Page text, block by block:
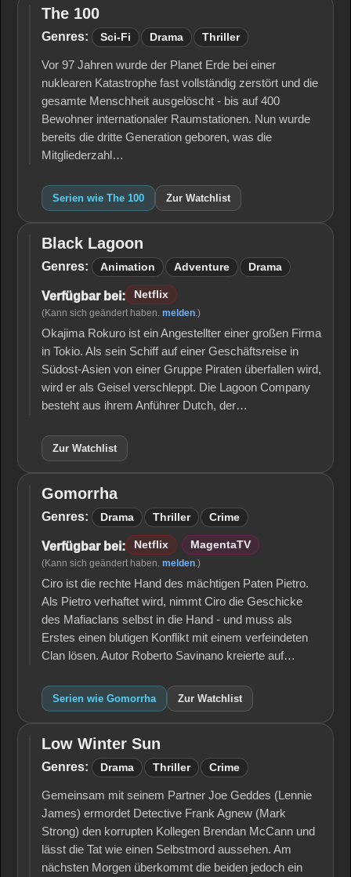
The
100
The 100
Genres: Sci-Fi Drama Thriller
Vor 97 Jahren wurde der Planet Erde bei einer
nuklearen Katastrophe fast vollständig zerstört und die
gesamte Menschheit ausgelöscht - bis auf 400
Bewohner internationaler Raumstationen. Nun wurde
bereits die dritte Generation geboren, was die
Mitgliederzahl…
Serien wie The 100 Zur Watchlist
Black
Lagoon
Black Lagoon
Genres: Animation Adventure Drama
Verfügbar bei: Netflix
(Kann sich geändert haben. melden.)
Okajima Rokuro ist ein Angestellter einer großen Firma
in Tokio. Als sein Schiff auf einer Geschäftsreise in
Südost-Asien von einer Gruppe Piraten überfallen wird,
wird er als Geisel verschleppt. Die Lagoon Company
besteht aus ihrem Anführer Dutch, der…
Zur Watchlist
Gomorrha
Gomorrha
Genres: Drama Thriller Crime
Verfügbar bei: Netflix MagentaTV
(Kann sich geändert haben. melden.)
Ciro ist die rechte Hand des mächtigen Paten Pietro.
Als Pietro verhaftet wird, nimmt Ciro die Geschicke
des Mafiaclans selbst in die Hand - und muss als
Erstes einen blutigen Konflikt mit einem verfeindeten
Clan lösen. Autor Roberto Savinano kreierte auf…
Serien wie Gomorrha Zur Watchlist
Low
Winter
Low Winter Sun
Genres: Drama Thriller Crime
Gemeinsam mit seinem Partner Joe Geddes (Lennie
James) ermordet Detective Frank Agnew (Mark
Strong) den korrupten Kollegen Brendan McCann und
lässt die Tat wie einen Selbstmord aussehen. Am
nächsten Morgen überkommt die beiden jedoch ein